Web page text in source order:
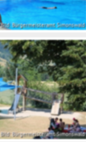
Bild: Bürgermeisteramt Simonswald
Bild: Bürgermeisteramt Simonswald